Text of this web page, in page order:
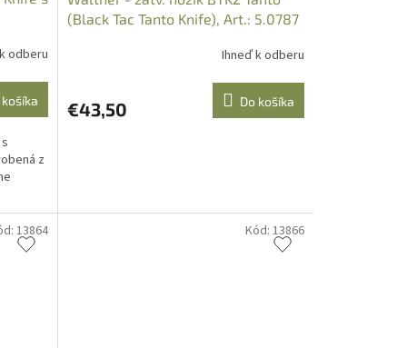
odberu
košíka
z
(Black Tac Tanto Knife), Art.: 5.0787
Ihneď k odberu
€43,50 Do košíka
13864 Kód: 13866